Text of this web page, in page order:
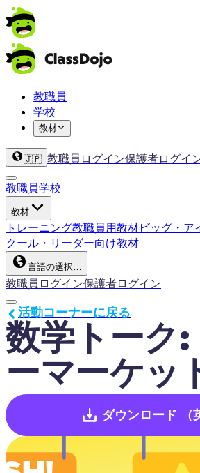
教職員
学校
教材
🇯🇵 教職員ログイン保護者ログイ
教職員学校
教材
トレーニング教職員用教材ビッグ・ア
クール・リーダー向け教材
言語の選択…
教職員ログイン保護者ログイン
数学トーク:
ーマーケッ
活動コーナーに戻る
ダウンロード （